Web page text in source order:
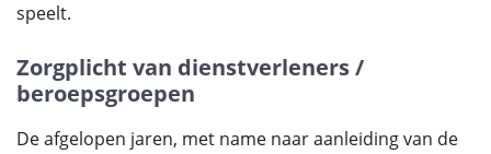
speelt.
Zorgplicht van dienstverleners /
beroepsgroepen
De afgelopen jaren, met name naar aanleiding van de